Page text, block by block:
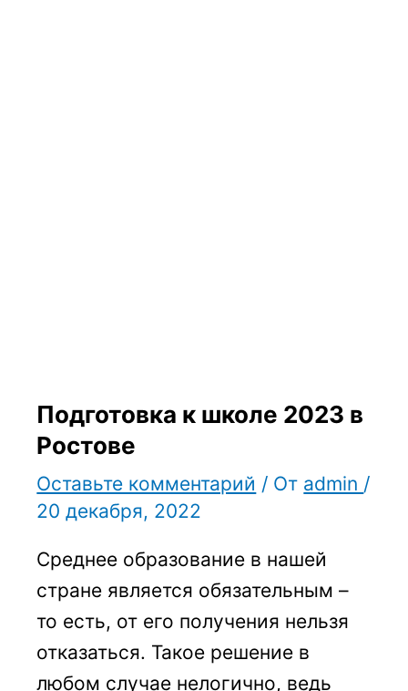
Подготовка к школе 2023 в
Ростове
Оставьте комментарий / От admin /
20 декабря, 2022
Среднее образование в нашей
стране является обязательным –
то есть, от его получения нельзя
отказаться. Такое решение в
любом случае нелогично, ведь